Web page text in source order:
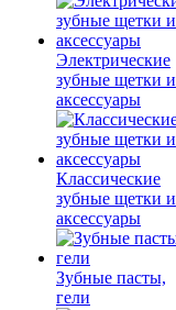
Электрические
зубные щетки и
аксессуары
Классические
зубные щетки и
аксессуары
Зубные пасты,
гели